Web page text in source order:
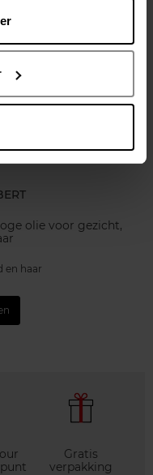
?
olie voor gezicht,
en haar
Gratis
verpakking